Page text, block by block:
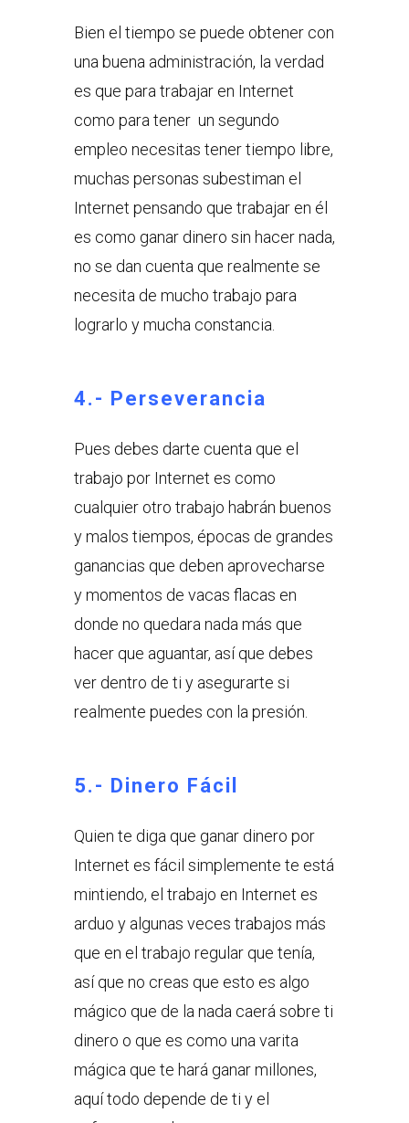
Bien el tiempo se puede obtener con
una buena administración, la verdad
es que para trabajar en Internet
como para tener un segundo
empleo necesitas tener tiempo libre,
muchas personas subestiman el
Internet pensando que trabajar en él
es como ganar dinero sin hacer nada,
no se dan cuenta que realmente se
necesita de mucho trabajo para
lograrlo y mucha constancia.
4.- Perseverancia
Pues debes darte cuenta que el
trabajo por Internet es como
cualquier otro trabajo habrán buenos
y malos tiempos, épocas de grandes
ganancias que deben aprovecharse
y momentos de vacas flacas en
donde no quedara nada más que
hacer que aguantar, así que debes
ver dentro de ti y asegurarte si
realmente puedes con la presión.
5.- Dinero Fácil
Quien te diga que ganar dinero por
Internet es fácil simplemente te está
mintiendo, el trabajo en Internet es
arduo y algunas veces trabajos más
que en el trabajo regular que tenía,
así que no creas que esto es algo
mágico que de la nada caerá sobre ti
dinero o que es como una varita
mágica que te hará ganar millones,
aquí todo depende de ti y el